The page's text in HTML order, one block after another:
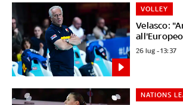
Velasco:
VOLLEY
26 lug - 13:37
NATIONS